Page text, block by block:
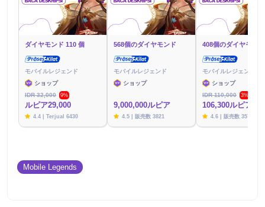
ダイヤモンド 110 個
モバイルレジェンド
ショップ
IDR 32,000
9%
ルピア29,000
4.4 | Terjual 6430
568個のダイヤモンド
モバイルレジェンド
ショップ
9,000,000ルピア
4.5 | 販売数 3821
408個のダイヤモンド
モバイルレジェンド
ショップ
IDR 110,000
3%
106,300ルピア
4.6 | 販売数 3576
Mobile Legends